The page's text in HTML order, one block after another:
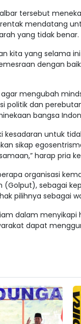
tersebut
mendatang
yang tidak benar.
kita yang selama
dengan
mengubah
politik dan
bangsa
kesadaran untuk
sikap
harap pria
organisasi
sebagai
pilihnya sebagai
dalam
dapat